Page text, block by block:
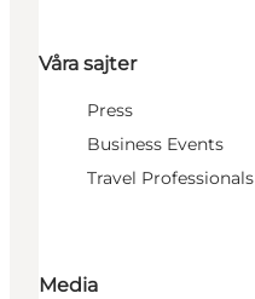
Våra sajter
Press
Business Events
Travel Professionals
Media